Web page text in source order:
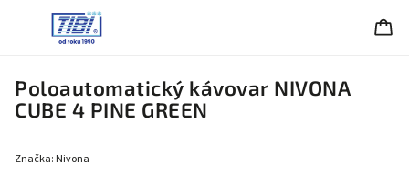
Poloautomatický kávovar NIVONA
CUBE 4 PINE GREEN
Značka: Nivona